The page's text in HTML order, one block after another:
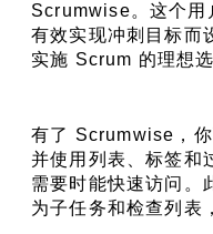
Scrumwise。这个用
有效实现冲刺目标而
实施 Scrum 的理想选
有了 Scrumwise，你
并使用列表、标签和
需要时能快速访问。
为子任务和检查列表